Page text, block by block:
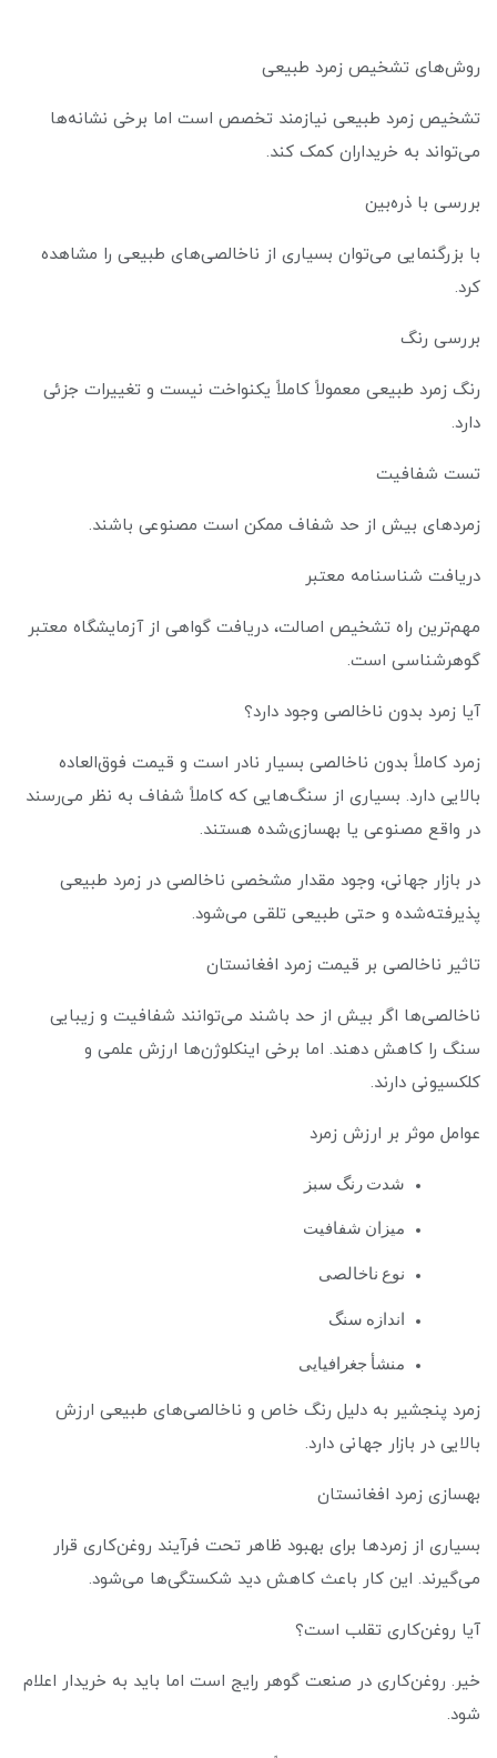
روش‌های تشخیص زمرد طبیعی
تشخیص زمرد طبیعی نیازمند تخصص است اما برخی نشانه‌ها
می‌تواند به خریداران کمک کند.
بررسی با ذره‌بین
با بزرگنمایی می‌توان بسیاری از ناخالصی‌های طبیعی را مشاهده
کرد.
بررسی رنگ
رنگ زمرد طبیعی معمولاً کاملاً یکنواخت نیست و تغییرات جزئی
دارد.
تست شفافیت
زمردهای بیش از حد شفاف ممکن است مصنوعی باشند.
دریافت شناسنامه معتبر
مهم‌ترین راه تشخیص اصالت، دریافت گواهی از آزمایشگاه معتبر
گوهرشناسی است.
آیا زمرد بدون ناخالصی وجود دارد؟
زمرد کاملاً بدون ناخالصی بسیار نادر است و قیمت فوق‌العاده
بالایی دارد. بسیاری از سنگ‌هایی که کاملاً شفاف به نظر می‌رسند
در واقع مصنوعی یا بهسازی‌شده هستند.
در بازار جهانی، وجود مقدار مشخصی ناخالصی در زمرد طبیعی
پذیرفته‌شده و حتی طبیعی تلقی می‌شود.
تاثیر ناخالصی بر قیمت زمرد افغانستان
ناخالصی‌ها اگر بیش از حد باشند می‌توانند شفافیت و زیبایی
سنگ را کاهش دهند. اما برخی اینکلوژن‌ها ارزش علمی و
کلکسیونی دارند.
عوامل موثر بر ارزش زمرد
شدت رنگ سبز
میزان شفافیت
نوع ناخالصی
اندازه سنگ
منشأ جغرافیایی
زمرد پنجشیر به دلیل رنگ خاص و ناخالصی‌های طبیعی ارزش
بالایی در بازار جهانی دارد.
بهسازی زمرد افغانستان
بسیاری از زمردها برای بهبود ظاهر تحت فرآیند روغن‌کاری قرار
می‌گیرند. این کار باعث کاهش دید شکستگی‌ها می‌شود.
آیا روغن‌کاری تقلب است؟
خیر. روغن‌کاری در صنعت گوهر رایج است اما باید به خریدار اعلام
شود.